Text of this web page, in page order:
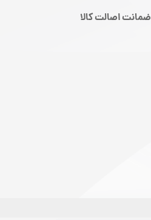
ضمانت اصالت کالا